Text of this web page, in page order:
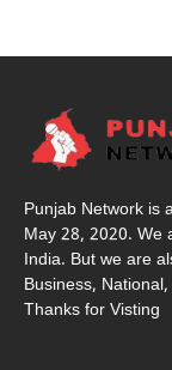
Punjab Network is
May 28, 2020. We
India. But we are
Business,
Thanks for Visting